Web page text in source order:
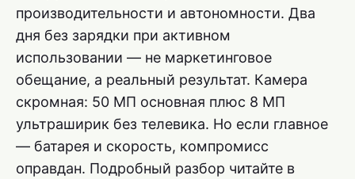
производительности и автономности. Два
дня без зарядки при активном
использовании — не маркетинговое
обещание, а реальный результат. Камера
скромная: 50 МП основная плюс 8 МП
ультраширик без телевика. Но если главное
— батарея и скорость, компромисс
оправдан. Подробный разбор читайте в